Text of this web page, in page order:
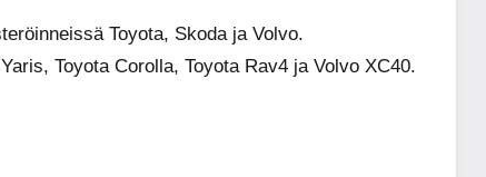
Toyota, Skoda ja Volvo.
Toyota Corolla, Toyota Rav4 ja Volvo XC40.